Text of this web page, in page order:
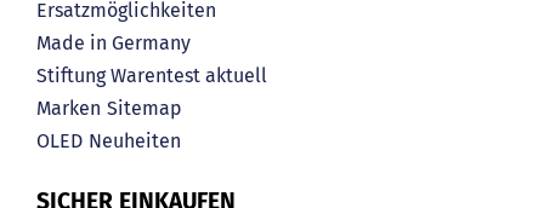
Ersatzmöglichkeiten
Made in Germany
Stiftung Warentest aktuell
Marken Sitemap
OLED Neuheiten
SICHER EINKAUFEN